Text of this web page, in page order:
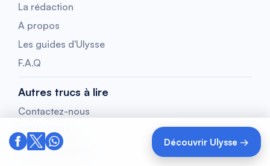
Découvrir Ulysse →
La rédaction
A propos
Les guides d'Ulysse
F.A.Q
Autres trucs à lire
Contactez-nous
CGV / CGU
Mentions légales